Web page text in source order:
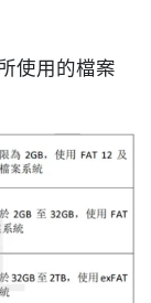
使用的檔案